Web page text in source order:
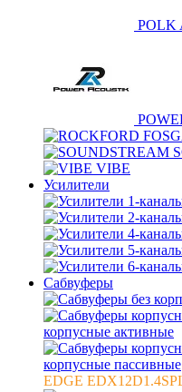
POLK
VIBE
Усилители
Сабвуферы
корпусные активные
корпусные пассивные
EDGE